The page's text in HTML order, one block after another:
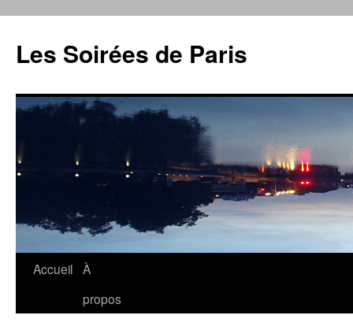
contenu
Les Soirées de Paris
Accueil À
propos